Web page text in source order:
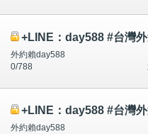
+LINE：day588 #台灣外送茶 #台中約妹 #高雄約妹 #台灣叫
外約賴day588
0/788
+LINE：day588 #台灣外送茶 #台中約妹 #高雄約妹 #台灣叫
外約賴day588